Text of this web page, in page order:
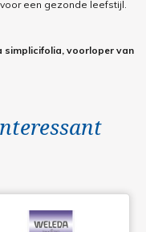
een gezonde leefstijl.
simplicifolia, voorloper van